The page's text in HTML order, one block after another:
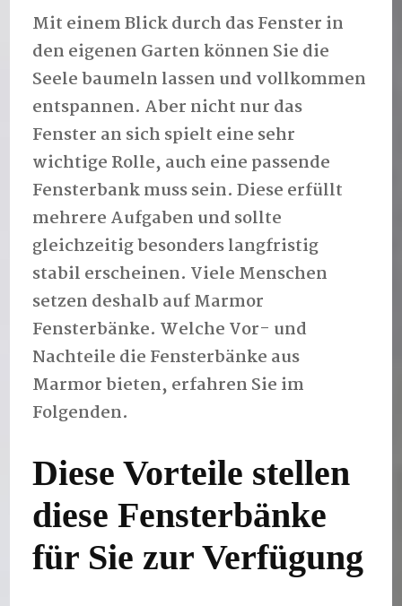
Mit einem Blick durch das Fenster in
den eigenen Garten können Sie die
Seele baumeln lassen und vollkommen
entspannen. Aber nicht nur das
Fenster an sich spielt eine sehr
wichtige Rolle, auch eine passende
Fensterbank muss sein. Diese erfüllt
mehrere Aufgaben und sollte
gleichzeitig besonders langfristig
stabil erscheinen. Viele Menschen
setzen deshalb auf Marmor
Fensterbänke. Welche Vor- und
Nachteile die Fensterbänke aus
Marmor bieten, erfahren Sie im
Folgenden.
Diese Vorteile stellen
diese Fensterbänke
für Sie zur Verfügung